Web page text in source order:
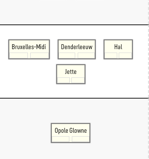
Bruxelles-Midi Denderleeuw Hal
Jette
Opole Glowne